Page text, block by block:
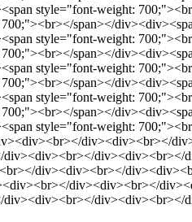
style="font-weight:
span></
style="font-weight:
span></
style="font-weight:
span></
style="font-weight:
span></
style="font-weight:
div><div><br></
div><div><br></
div><div><br></
div><div><br></